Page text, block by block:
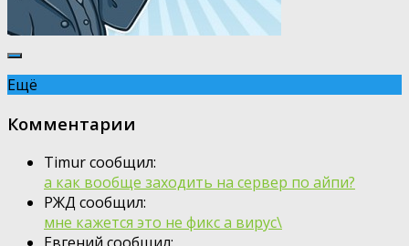
Ещё
Комментарии
Timur сообщил:
а как вообще заходить на сервер по айпи?
РЖД сообщил:
мне кажется это не фикс а вирус\